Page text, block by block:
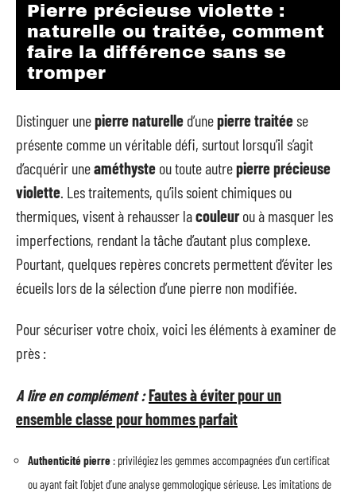
Pierre précieuse violette :
naturelle ou traitée, comment
faire la différence sans se
tromper
Distinguer unepierre naturelle d’unepierre traitéese
présente comme un véritable défi, surtout lorsqu’il s’agit
d’acquérir uneaméthyste ou toute autrepierre précieuse
violette . Les traitements, qu’ils soient chimiques ou
thermiques, visent à rehausser lacouleurou à masquer les
imperfections, rendant la tâche d’autant plus complexe.
Pourtant, quelques repères concrets permettent d’éviter les
écueils lors de la sélection d’une pierre non modifiée.
Pour sécuriser votre choix, voici les éléments à examiner de
près :
A lire en complément :Fautes à éviter pour un
ensemble classe pour hommes parfait
Authenticité pierre : privilégiez les gemmes accompagnées d’un certificat
ou ayant fait l’objet d’une analyse gemmologique sérieuse. Les imitations de